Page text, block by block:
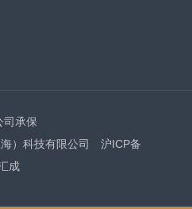
司承保
海）科技有限公司沪ICP备
成